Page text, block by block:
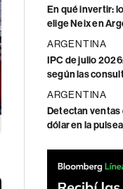
En qué invertir:
elige Neix en
ARGENTINA
IPC de julio
según las
ARGENTINA
Detectan ventas
dólar en la